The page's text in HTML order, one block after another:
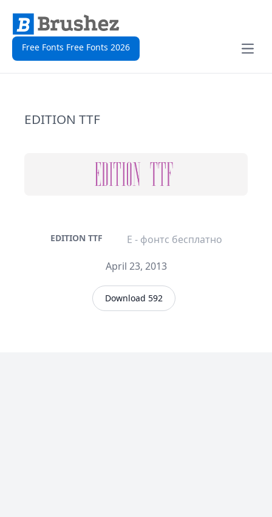
Free Fonts Free Fonts 2026
Open
EDITION TTF
EDITION TTF
E - фонтс бесплатно
April 23, 2013
Download 592